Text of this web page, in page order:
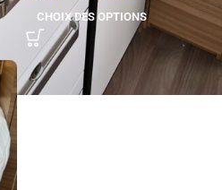
CHOIX DES OPTIONS